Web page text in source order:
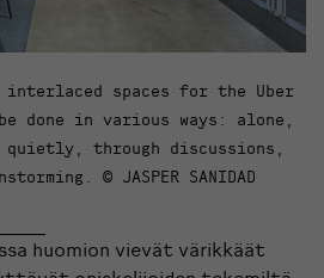
interlaced spaces for the Uber
done in various ways: alone,
through discussions,
© JASPER SANIDAD
huomion vievät värikkäät